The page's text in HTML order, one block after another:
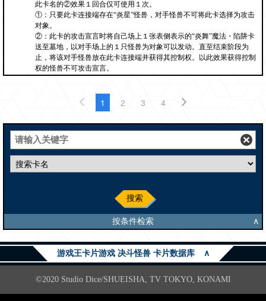
此卡名的②效果１回合仅可使用１次。
①：只要此卡连接端存在“炎星”怪兽，对手怪兽不可将此卡选择为攻击
对象。
②：此卡的攻击宣言时将自己场上１张表侧表示的“炎舞”魔法・陷阱卡
送至墓地，以对手场上的１只怪兽为对象可以发动。直至结束阶段为
止，将该对手怪兽放在此卡连接端并获得其控制权。以此效果获得控制
权的怪兽不可攻击宣言。
1 2 3 4
搜索
按条件检索 ∧
游戏王卡片游戏 决斗怪兽 卡片数据库 ∧
©2020 Studio Dice/SHUEISHA, TV TOKYO, KONAMI